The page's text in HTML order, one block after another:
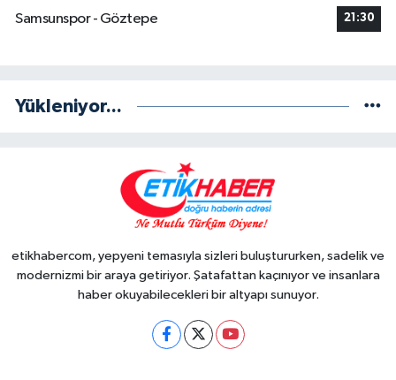
Samsunspor - Göztepe
21:30
Yükleniyor...
etikhabercom, yepyeni temasıyla sizleri buluştururken, sadelik ve
modernizmi bir araya getiriyor. Şatafattan kaçınıyor ve insanlara
haber okuyabilecekleri bir altyapı sunuyor.